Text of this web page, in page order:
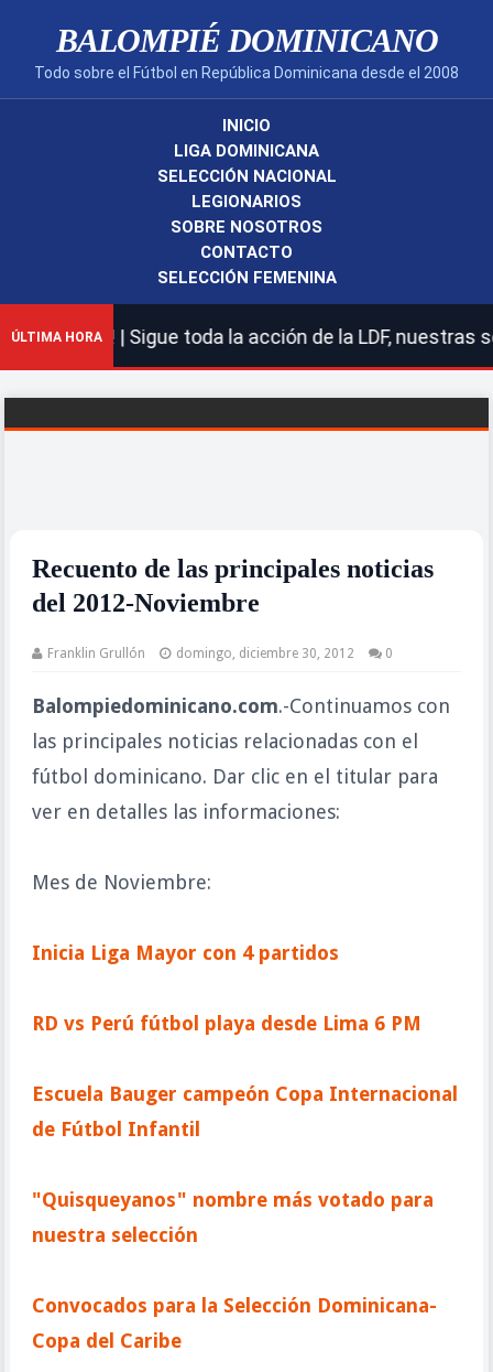
BALOMPIÉ DOMINICANO
Todo sobre el Fútbol en República Dominicana desde el 2008
INICIO
LIGA DOMINICANA
SELECCIÓN NACIONAL
LEGIONARIOS
SOBRE NOSOTROS
CONTACTO
SELECCIÓN FEMENINA
ÚLTIMA HORA| Sigue toda la acción de la LDF, nuestras
Recuento de las principales noticias
del 2012-Noviembre
Franklin Grullón domingo, diciembre 30, 2012 0
Balompiedominicano.com.-Continuamos con
las principales noticias relacionadas con el
fútbol dominicano. Dar clic en el titular para
ver en detalles las informaciones:
Mes de Noviembre:
Inicia Liga Mayor con 4 partidos
RD vs Perú fútbol playa desde Lima 6 PM
Escuela Bauger campeón Copa Internacional
de Fútbol Infantil
"Quisqueyanos" nombre más votado para
nuestra selección
Convocados para la Selección Dominicana-
Copa del Caribe